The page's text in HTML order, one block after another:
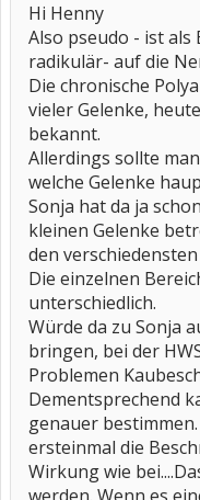
Hi Henny
Also pseudo - ist
radikulär- auf die
Die chronische
vieler Gelenke,
bekannt.
Allerdings sollte
welche Gelenke
Sonja hat da ja
kleinen Gelenke
den
Die einzelnen
unterschiedlich.
Würde da zu Sonja
bringen, bei der
Problemen
Dementsprechend
genauer
ersteinmal die
Wirkung wie